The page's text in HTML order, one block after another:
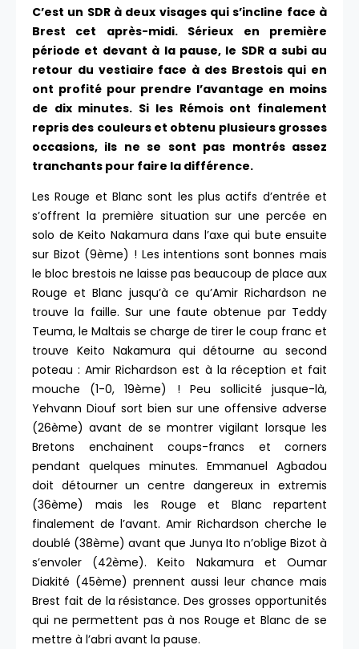
C’est un SDR à deux visages qui s’incline face à
Brest cet après-midi. Sérieux en première
période et devant à la pause, le SDR a subi au
retour du vestiaire face à des Brestois qui en
ont profité pour prendre l’avantage en moins
de dix minutes. Si les Rémois ont finalement
repris des couleurs et obtenu plusieurs grosses
occasions, ils ne se sont pas montrés assez
tranchants pour faire la différence.
Les Rouge et Blanc sont les plus actifs d’entrée et
s’offrent la première situation sur une percée en
solo de Keito Nakamura dans l’axe qui bute ensuite
sur Bizot (9ème) ! Les intentions sont bonnes mais
le bloc brestois ne laisse pas beaucoup de place aux
Rouge et Blanc jusqu’à ce qu’Amir Richardson ne
trouve la faille. Sur une faute obtenue par Teddy
Teuma, le Maltais se charge de tirer le coup franc et
trouve Keito Nakamura qui détourne au second
poteau : Amir Richardson est à la réception et fait
mouche (1-0, 19ème) ! Peu sollicité jusque-là,
Yehvann Diouf sort bien sur une offensive adverse
(26ème) avant de se montrer vigilant lorsque les
Bretons enchainent coups-francs et corners
pendant quelques minutes. Emmanuel Agbadou
doit détourner un centre dangereux in extremis
(36ème) mais les Rouge et Blanc repartent
finalement de l’avant. Amir Richardson cherche le
doublé (38ème) avant que Junya Ito n’oblige Bizot à
s’envoler (42ème). Keito Nakamura et Oumar
Diakité (45ème) prennent aussi leur chance mais
Brest fait de la résistance. Des grosses opportunités
qui ne permettent pas à nos Rouge et Blanc de se
mettre à l’abri avant la pause.